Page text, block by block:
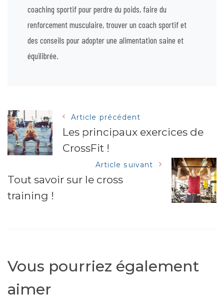
coaching sportif pour perdre du poids, faire du
renforcement musculaire, trouver un coach sportif et
des conseils pour adopter une alimentation saine et
équilibrée.
Navigation
des
articles
Article précédent
Les principaux exercices de
CrossFit !
Article suivant
Tout savoir sur le cross
training !
Vous pourriez également
aimer